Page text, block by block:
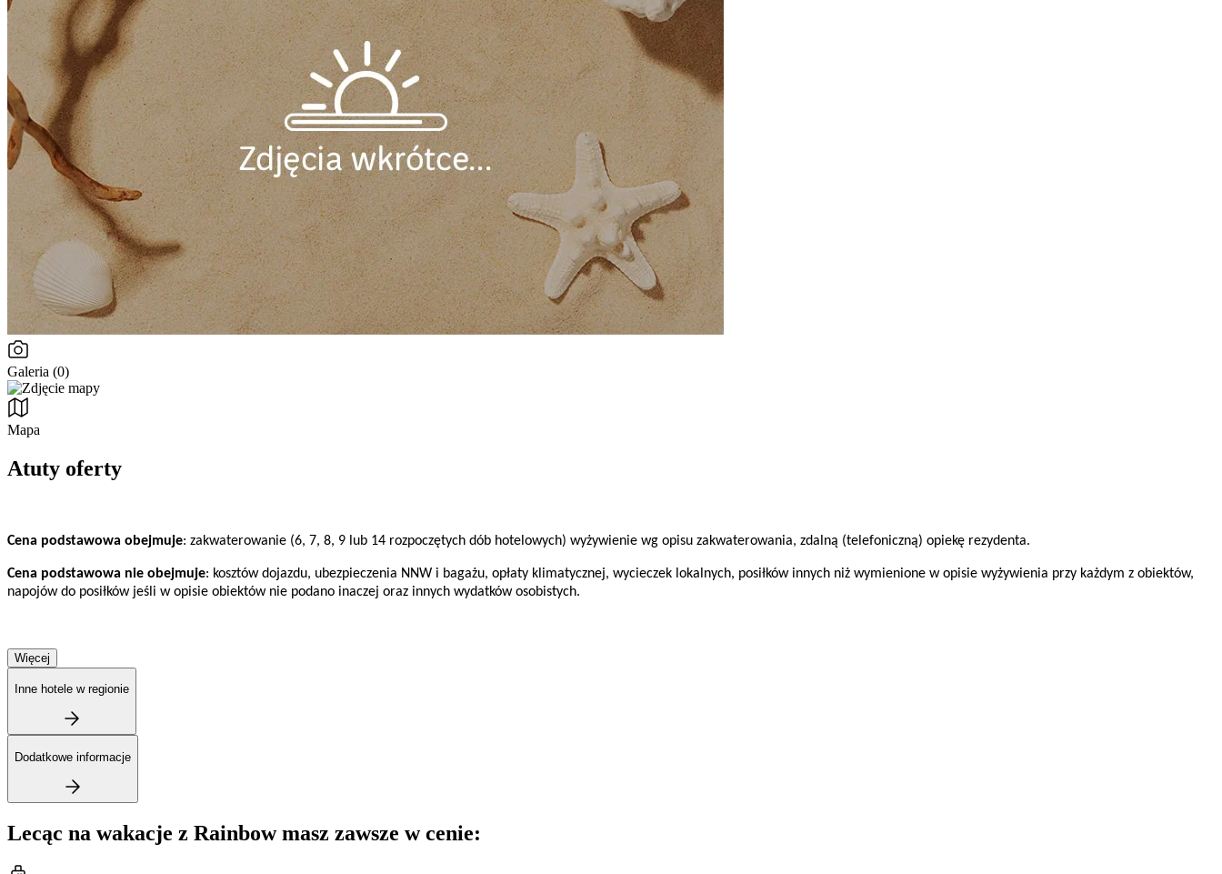
Galeria (0)
Mapa
Atuty oferty
Cena podstawowa obejmuje: zakwaterowanie (6, 7, 8, 9 lub 14 rozpoczętych dób hotelowych) wyżywienie wg opisu zakwaterowania, zdalną (telefoniczną) opiekę rezydenta.
Cena podstawowa nie obejmuje: kosztów dojazdu, ubezpieczenia NNW i bagażu, opłaty klimatycznej, wycieczek lokalnych, posiłków innych niż wymienione w opisie wyżywienia przy każdym z obiektów,
napojów do posiłków jeśli w opisie obiektów nie podano inaczej oraz innych wydatków osobistych.
Więcej
Inne hotele w regionie
Dodatkowe informacje
Lecąc na wakacje z Rainbow masz zawsze w cenie: